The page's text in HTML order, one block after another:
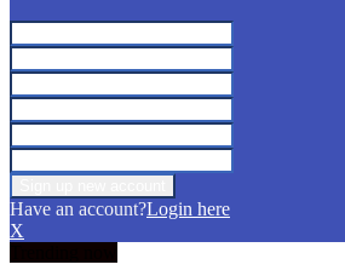
Have an account?Login here
X